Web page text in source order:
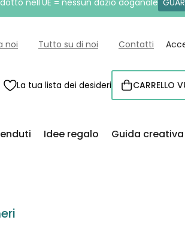
nell'UE = nessun dazio doganale
noi Tutto su di noi Contatti
La tua lista dei desideri CARRELLO
Idee regalo Guida creativa